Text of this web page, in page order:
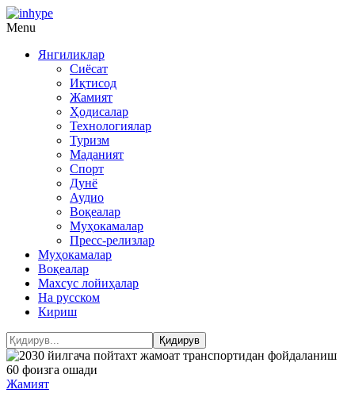
Menu
Янгиликлар
Сиёсат
Иқтисод
Жамият
Ҳодисалар
Технологиялар
Туризм
Маданият
Спорт
Дунё
Аудио
Воқеалар
Муҳокамалар
Пресс-релизлар
Муҳокамалар
Воқеалар
Махсус лойиҳалар
На русском
Кириш
Жамият